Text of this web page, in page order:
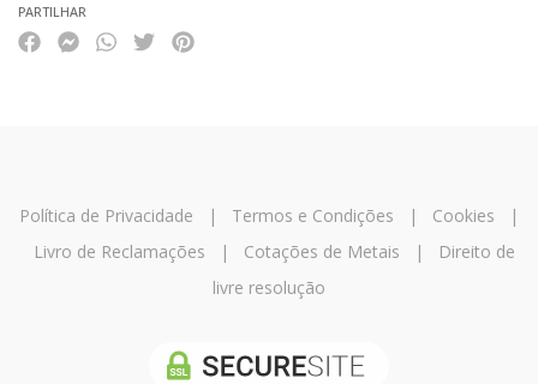
PARTILHAR
Política de Privacidade | Termos e Condições | Cookies |
Livro de Reclamações | Cotações de Metais |
Direito de
livre resolução